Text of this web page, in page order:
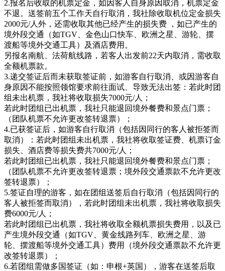
2.报名后收取的机票定金，如因客人自身原因取消，机票定金
不退。送签前五个工作天自行取消，我社除收取机位定金损失
2000元/人外，还需收取其他已经产生的损失费 ，如已产生的
境外段交通（如TGV、金色山口快车、欧洲之星、游轮、摆
渡船等境外交通工具）及酒店费用。
另报名南航、法荷航线路，若客人出发前22天内取消，需收取
全额机票款。
3.递交签证后而未获取签证前，如游客自行取消、或因游客自
身原因不能按照领馆要求前往面试、导致无法出签：若此时团
组未出机票，我社将收取损失7000元/人；
若此时团组已出机票，我社只能退回境外餐费和景点门票；
（团队机票不允许更改签转退票）；
4.已获签证后，如游客自行取消（包括因同行的客人被拒签而
取消）：若此时团组未出机票，我社将收取签证费、机票订金
损失、酒店费等损失费共7000元/人；
若此时团组已出机票，我社只能退回境外餐费和景点门票；
（团队机票不允许更改签转退票；境外段交通票款不允许更改
签转退票）；
5.签证自理的游客，如在团组送签后自行取消（包括因同行的
客人被拒签而取消），若此时团组未出机票，我社将收取损失
费6000元/人；
若此时团组已出机票，我社将收取全额机票损失费用，以及已
产生境外段交通（如TGV、黄金线路列车、欧洲之星、游
轮、摆渡船等境外交通工具）费用（境外段交通票款不允许更
改签转退票）；
6.若团组需做多国签证（如：申根+英国），游客在送签后取